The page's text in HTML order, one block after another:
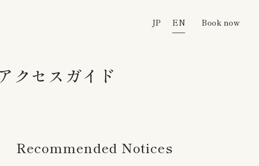
JP EN Book now
JP EN Book now
クセスガイド
Recommended Notices